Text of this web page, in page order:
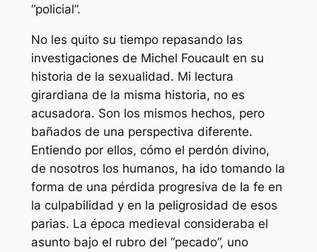
“policial”.
No les quito su tiempo repasando las
investigaciones de Michel Foucault en su
historia de la sexualidad. Mi lectura
girardiana de la misma historia, no es
acusadora. Son los mismos hechos, pero
bañados de una perspectiva diferente.
Entiendo por ellos, cómo el perdón divino,
de nosotros los humanos, ha ido tomando la
forma de una pérdida progresiva de la fe en
la culpabilidad y en la peligrosidad de esos
parias. La época medieval consideraba el
asunto bajo el rubro del “pecado”, uno